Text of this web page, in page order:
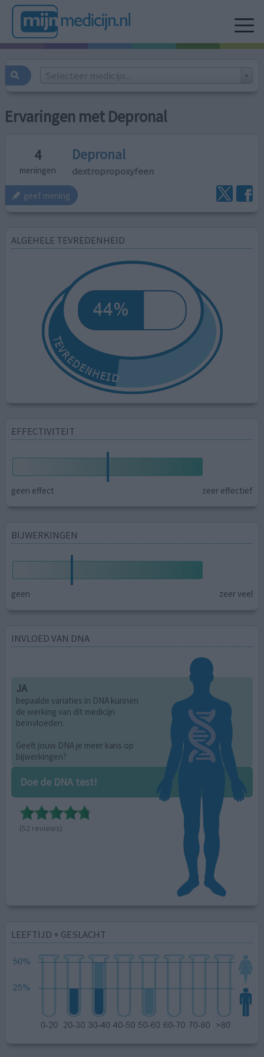
Selecteer medicijn...
Ervaringen met Depronal
4
meningen
Depronal
dextropropoxyfeen
geef mening
ALGEHELE TEVREDENHEID
EFFECTIVITEIT
geen effect zeer effectief
BIJWERKINGEN
geen zeer veel
INVLOED VAN DNA
JA
bepaalde variaties in DNA kunnen
de werking van dit medicijn
beïnvloeden.
Geeft jouw DNA je meer kans op
bijwerkingen?
Doe de DNA test!
(52 reviews)
LEEFTIJD + GESLACHT